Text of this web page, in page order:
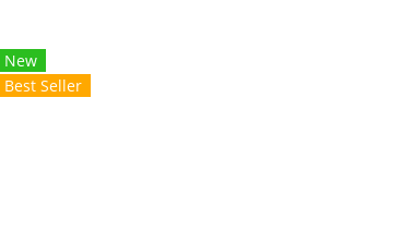
New
Best Seller